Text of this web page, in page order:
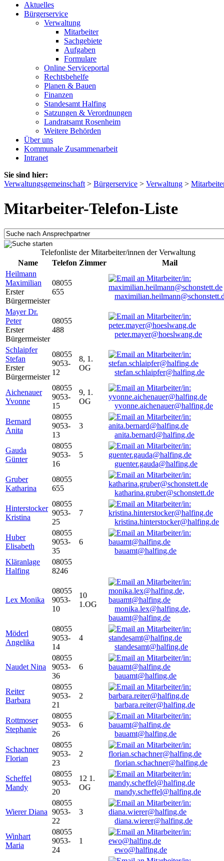
Aktuelles
Bürgerservice
Verwaltung
Mitarbeiter
Sachgebiete
Aufgaben
Formulare
Online Serviceportal
Rechtsbehelfe
Planen & Bauen
Finanzen
Standesamt Halfing
Satzungen & Verordnungen
Landratsamt Rosenheim
Weitere Behörden
Über uns
Kommunale Zusammenarbeit
Intranet
Sie sind hier:
Verwaltungsgemeinschaft > Bürgerservice > Verwaltung >
Mitarbeiter-Telefon-Liste
Telefonliste der Mitarbeiter/innen der Verwaltung
Name
Telefon Zimmer
Mail
Heilmann
Maximilian
Erster
Bürgermeister
08055
655
Mayer Dr.
Peter
Erster
Bürgermeister
08055
488
peter.mayer@hoeslwang.de
Schlaipfer
Stefan
Erster
Bürgermeister
08055
9053-
12
8, 1.
OG
stefan.schlaipfer@halfing.de
Aichenauer
Yvonne
08055
9053-
15
9, 1.
OG
yvonne.aichenauer@halfing.de
Bernard
Anita
08055
9053-
13
3
anita.bernard@halfing.de
Gauda
Günter
08055
9053-
16
5
guenter.gauda@halfing.de
Gruber
Katharina
08055
655
katharina.gruber@schonstett.de
Hinterstocker
Kristina
08055
9053-
25
7
kristina.hinterstocker@halfing.de
Huber
Elisabeth
08055
9053-
35
6
bauamt@halfing.de
Kläranlage
Halfing
08055
8246
Lex Monika
08055
9053-
10
10
1.OG
monika.lex@halfing.de,
bauamt@halfing.de
Möderl
Angelika
08055
9053-
14
4
standesamt@halfing.de
Naudet Nina
08055
9053-
36
6
bauamt@halfing.de
Reiter
Barbara
08055
9053-
21
2
barbara.reiter@halfing.de
Rottmoser
Stephanie
08055
9053-
26
6
bauamt@halfing.de
Schachner
Florian
08055
9053-
23
2
florian.schachner@halfing.de
Scheffel
Mandy
08055
9053-
20
12 1.
OG
mandy.scheffel@halfing.de
Wierer Diana
08055
9053-
22
3
diana.wierer@halfing.de
Winhart
Maria
08055
9053-
24
1
ewo@halfing.de